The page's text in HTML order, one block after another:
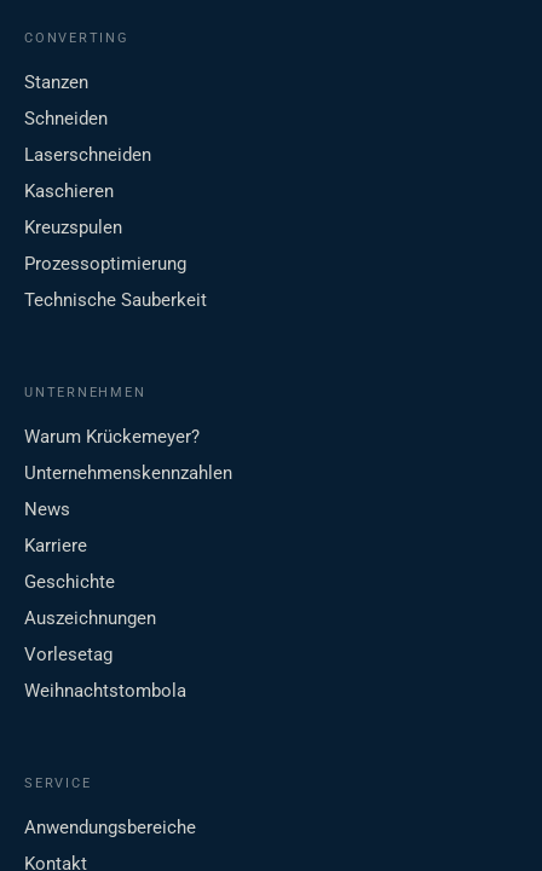
CONVERTING
Stanzen
Schneiden
Laserschneiden
Kaschieren
Kreuzspulen
Prozessoptimierung
Technische Sauberkeit
UNTERNEHMEN
Warum Krückemeyer?
Unternehmenskennzahlen
News
Karriere
Geschichte
Auszeichnungen
Vorlesetag
Weihnachtstombola
SERVICE
Anwendungsbereiche
Kontakt